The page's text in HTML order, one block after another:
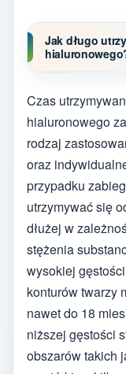
Jak długo
Czas
hialuronowego
rodzaj
oraz
przypadku
utrzymywać się
dłużej w
stężenia
wysokiej
konturów twarzy
nawet do 18
niższej gęstości
obszarów takich